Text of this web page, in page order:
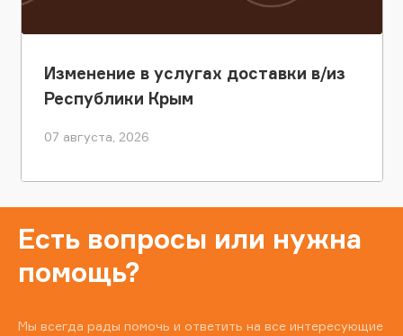
Изменение в услугах доставки в/из
Республики Крым
07 августа, 2026
Есть вопросы или нужна
помощь?
Мы всегда рады помочь и ответить на все интересующие